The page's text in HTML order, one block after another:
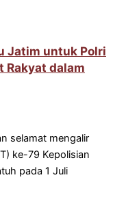
Jatim untuk Polri
Rakyat dalam
selamat mengalir
ke-79 Kepolisian
pada 1 Juli